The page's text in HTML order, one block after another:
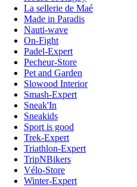
La sellerie de Maé
Made in Paradis
Nauti-wave
On-Fight
Padel-Expert
Pecheur-Store
Pet and Garden
Slowood Interior
Smash-Expert
Sneak'In
Sneakids
Sport is good
Trek-Expert
Triathlon-Expert
TripNBikers
Vélo-Store
Winter-Expert